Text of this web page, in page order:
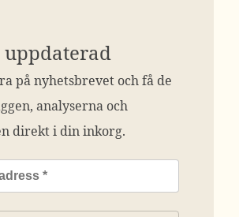
på nyhetsbrevet och få de
analyserna och
direkt i din inkorg.